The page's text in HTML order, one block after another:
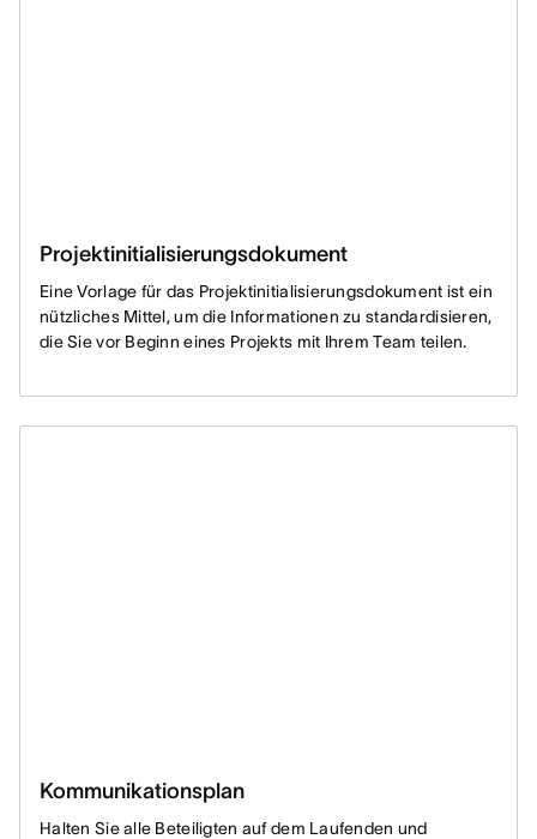
Projektinitialisierungsdokument
Eine Vorlage für das Projektinitialisierungsdokument ist ein
nützliches Mittel, um die Informationen zu standardisieren,
die Sie vor Beginn eines Projekts mit Ihrem Team teilen.
Kommunikationsplan
Halten Sie alle Beteiligten auf dem Laufenden und